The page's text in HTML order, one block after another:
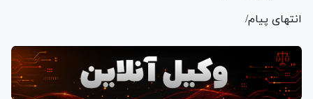
انتهای پیام/